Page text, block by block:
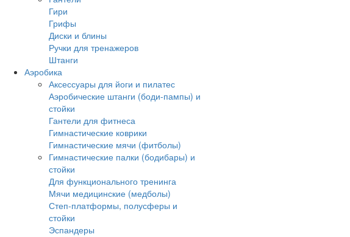
Гири
Грифы
Диски и блины
Ручки для тренажеров
Штанги
Аэробика
Аксессуары для йоги и пилатес
Аэробические штанги (боди-пампы) и
стойки
Гантели для фитнеса
Гимнастические коврики
Гимнастические мячи (фитболы)
Гимнастические палки (бодибары) и
стойки
Для функционального тренинга
Мячи медицинские (медболы)
Степ-платформы, полусферы и
стойки
Эспандеры